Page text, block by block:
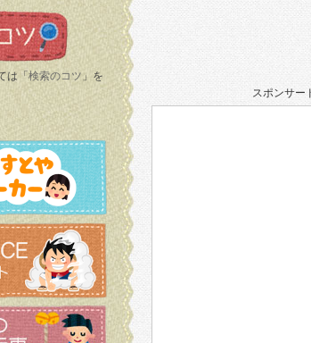
は「 検索のコツ 」を
スポンサー